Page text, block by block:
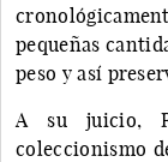
pequeñas
peso y así
A su juicio,
coleccionismo